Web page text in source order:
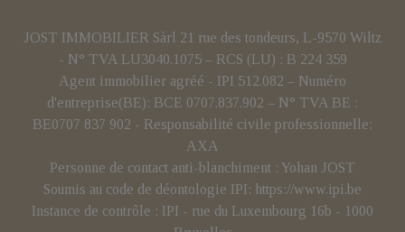
JOST IMMOBILIER Sàrl 21 rue des tondeurs, L-9570 Wiltz
- N° TVA LU3040.1075 – RCS (LU) : B 224 359
Agent immobilier agréé - IPI 512.082 – Numéro
d'entreprise(BE): BCE 0707.837.902 – N° TVA BE :
BE0707 837 902 - Responsabilité civile professionnelle:
AXA
Personne de contact anti-blanchiment : Yohan JOST
Soumis au code de déontologie IPI: https://www.ipi.be
Instance de contrôle : IPI - rue du Luxembourg 16b - 1000